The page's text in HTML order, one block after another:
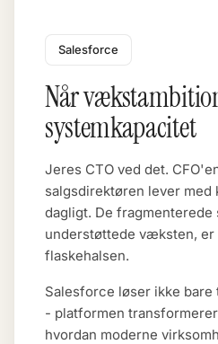
Salesforce
Når
systemkapacitet
Jeres CTO ved det.
salgsdirektøren lever med
dagligt. De fragmenterede
understøttede væksten, er
flaskehalsen.
Salesforce løser ikke
- platformen
hvordan moderne